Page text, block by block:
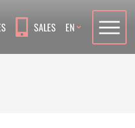
SALES Language
EN